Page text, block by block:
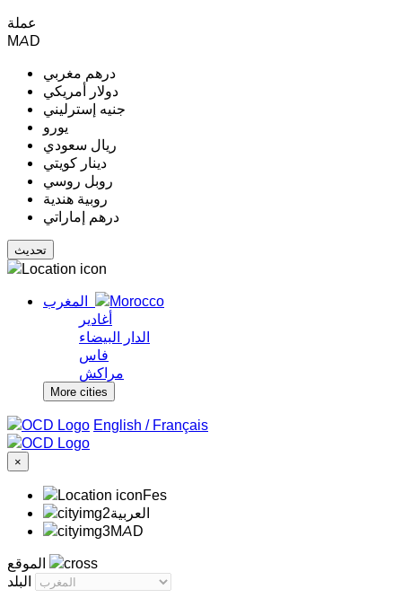
عملة
MAD
درهم مغربي
دولار أمريكي
جنيه إسترليني
يورو
ريال سعودي
دينار كويتي
روبل روسي
روبية هندية
درهم إماراتي
المغرب
أغادير
الدار البيضاء
فاس
مراكش
More cities
/ Français
×
Fes
‏العربية‏
MAD